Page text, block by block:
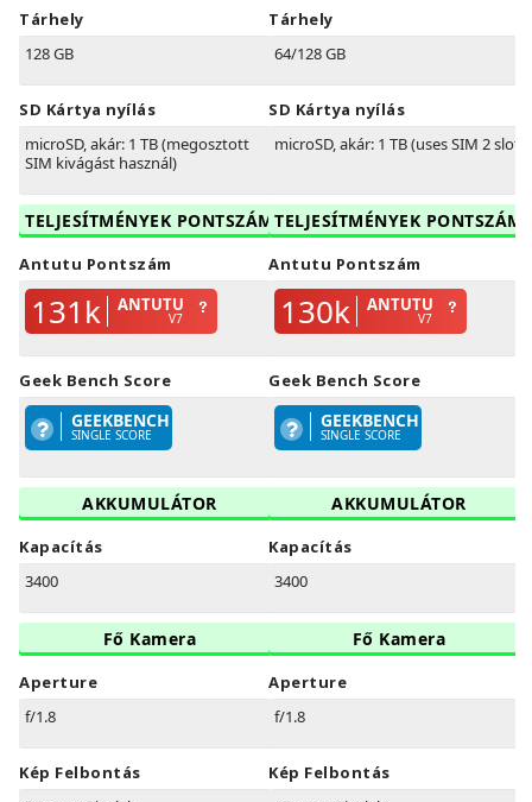
Tárhely
128 GB
SD Kártya nyílás
microSD, akár: 1 TB (megosztott
SIM kivágást használ)
TELJESÍTMÉNYEK PONTSZÁM
Antutu Pontszám
131k ANTUTU
V7
Geek Bench Score
GEEKBENCH
SINGLE SCORE
AKKUMULÁTOR
Kapacítás
3400
Fő Kamera
Aperture
f/1.8
Kép Felbontás
Tárhely
64/128 GB
SD Kártya nyílás
microSD, akár: 1 TB (uses SIM 2 slot)
TELJESÍTMÉNYEK PONTSZÁM
Antutu Pontszám
130k ANTUTU
V7
Geek Bench Score
GEEKBENCH
SINGLE SCORE
AKKUMULÁTOR
Kapacítás
3400
Fő Kamera
Aperture
f/1.8
Kép Felbontás